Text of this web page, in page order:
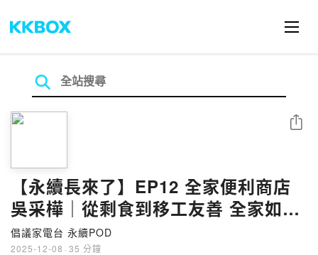
【永續長來了】EP12 全家便利商店
吳采樺｜從剩食到移工友善 全家如何
走在市場尖端
倡議家電台 永續POD
2025-12-08 · 35 分鐘
分享